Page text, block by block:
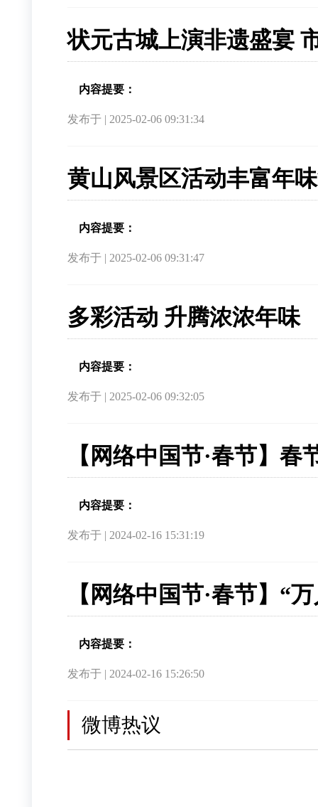
状元古城上演非遗盛宴
内容提要：
发布于 | 2025-02-06 09:31:34
黄山风景区活动丰富年
内容提要：
发布于 | 2025-02-06 09:31:47
多彩活动 升腾浓浓年味
内容提要：
发布于 | 2025-02-06 09:32:05
【网络中国节·春节】
内容提要：
发布于 | 2024-02-16 15:31:19
【网络中国节·春节】“
内容提要：
发布于 | 2024-02-16 15:26:50
微博热议